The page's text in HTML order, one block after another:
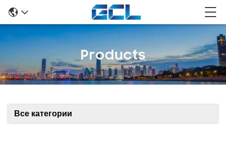
Все категории